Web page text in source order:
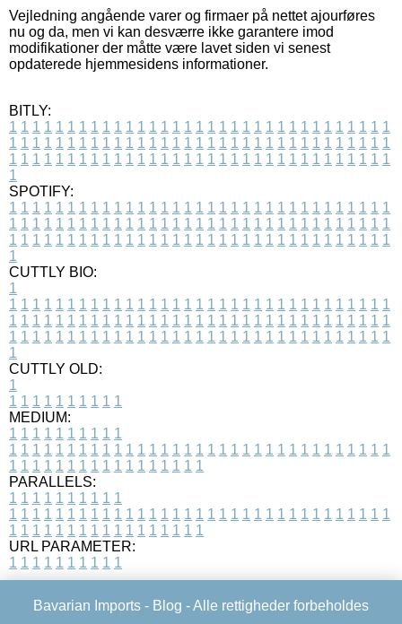
Vejledning angående varer og firmaer på nettet ajourføres
nu og da, men vi kan desværre ikke garantere imod
modifikationer der måtte være lavet siden vi senest
opdaterede hjemmesidens informationer.
BITLY:
1 1 1 1 1 1 1 1 1 1 1 1 1 1 1 1 1 1 1 1 1 1 1 1 1 1 1 1 1 1 1 1 1
1 1 1 1 1 1 1 1 1 1 1 1 1 1 1 1 1 1 1 1 1 1 1 1 1 1 1 1 1 1 1 1 1
1 1 1 1 1 1 1 1 1 1 1 1 1 1 1 1 1 1 1 1 1 1 1 1 1 1 1 1 1 1 1 1 1
1
SPOTIFY:
1 1 1 1 1 1 1 1 1 1 1 1 1 1 1 1 1 1 1 1 1 1 1 1 1 1 1 1 1 1 1 1 1
1 1 1 1 1 1 1 1 1 1 1 1 1 1 1 1 1 1 1 1 1 1 1 1 1 1 1 1 1 1 1 1 1
1 1 1 1 1 1 1 1 1 1 1 1 1 1 1 1 1 1 1 1 1 1 1 1 1 1 1 1 1 1 1 1 1
1
CUTTLY BIO:
1
1 1 1 1 1 1 1 1 1 1 1 1 1 1 1 1 1 1 1 1 1 1 1 1 1 1 1 1 1 1 1 1 1
1 1 1 1 1 1 1 1 1 1 1 1 1 1 1 1 1 1 1 1 1 1 1 1 1 1 1 1 1 1 1 1 1
1 1 1 1 1 1 1 1 1 1 1 1 1 1 1 1 1 1 1 1 1 1 1 1 1 1 1 1 1 1 1 1 1
1
CUTTLY OLD:
1
1 1 1 1 1 1 1 1 1 1
MEDIUM:
1 1 1 1 1 1 1 1 1 1
1 1 1 1 1 1 1 1 1 1 1 1 1 1 1 1 1 1 1 1 1 1 1 1 1 1 1 1 1 1 1 1 1
1 1 1 1 1 1 1 1 1 1 1 1 1 1 1 1 1
PARALLELS:
1 1 1 1 1 1 1 1 1 1
1 1 1 1 1 1 1 1 1 1 1 1 1 1 1 1 1 1 1 1 1 1 1 1 1 1 1 1 1 1 1 1 1
1 1 1 1 1 1 1 1 1 1 1 1 1 1 1 1 1
URL PARAMETER:
1 1 1 1 1 1 1 1 1 1
Bavarian Imports - Blog - Alle rettigheder forbeholdes